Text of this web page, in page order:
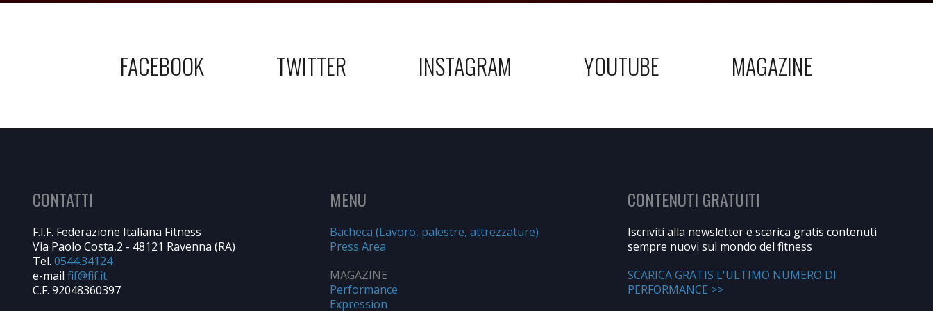
FACEBOOK TWITTER INSTAGRAM YOUTUBE MAGAZINE
CONTATTI
F.I.F. Federazione Italiana Fitness
Via Paolo Costa,2 - 48121 Ravenna (RA)
Tel. 0544.34124
e-mail
C.F. 92048360397
MENU
Bacheca (Lavoro, palestre, attrezzature)
Press Area
MAGAZINE
Performance
Expression
CONTENUTI GRATUITI
Iscriviti alla newsletter e scarica gratis contenuti
sempre nuovi sul mondo del fitness
SCARICA GRATIS L'ULTIMO NUMERO DI
PERFORMANCE >>